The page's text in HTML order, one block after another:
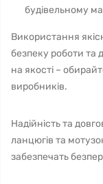
будівельному
Використання
безпеку роботи та
на якості –
виробників.
Надійність та
ланцюгів та
забезпечать